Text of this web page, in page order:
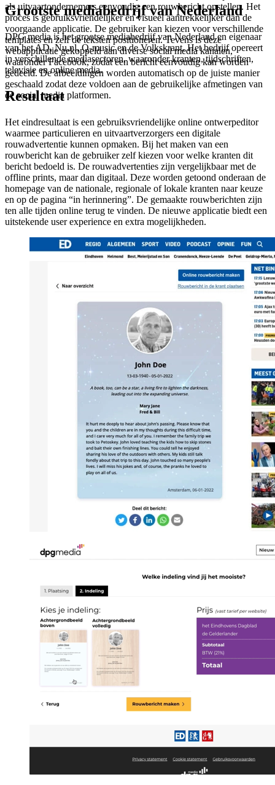
als uitvaartondernemers eenvoudig een rouwbericht opstellen. Het
proces is gebruiksvriendelijker en visueel aantrekkelijker dan de
voorgaande applicatie. De gebruiker kan kiezen voor verschillende
templates en zelf de teksten positioneren. Tevens is deze
webapplicatie gekoppeld aan diverse social media kanalen,
waaronder Facebook, zodat een bericht eenvoudig kan worden
gedeeld. De afbeeldingen worden automatisch op de juiste manier
geschaald zodat deze voldoen aan de gebruikelijke afmetingen van
de social media platformen.
Grootste mediabedrijf van Nederland
DPG media is het grootse mediabedrijf van Nederland en eigenaar
van het AD, Nu.nl, Q-music en de Volkskrant. Het bedrijf opereert
in verschillende mediasectoren, waaronder kranten, tijdschriften,
televisie en online media.
Resultaat
Het eindresultaat is een gebruiksvriendelijke online ontwerpeditor
waarmee particulieren en uitvaartverzorgers een digitale
rouwadvertentie kunnen opmaken. Bij het maken van een
rouwbericht kan de gebruiker zelf kiezen voor welke kranten dit
bericht bedoeld is. De rouwadvertenties zijn vergelijkbaar met de
offline prints, maar dan digitaal. Deze worden getoond onderaan de
homepage van de nationale, regionale of lokale kranten naar keuze
en op de pagina “in herinnering”. De gemaakte rouwberichten zijn
ten alle tijden online terug te vinden. De nieuwe applicatie biedt een
uitstekende user experience en extra mogelijkheden.